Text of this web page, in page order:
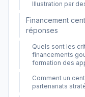
Illustration par
Financement
réponses
Quels sont les
financements
formation des
Comment un
partenariats